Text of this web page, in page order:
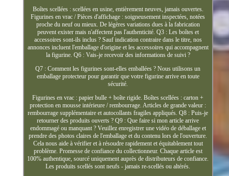
Boîtes scellées : scellées en usine, entièrement neuves, jamais ouvertes.
Figurines en vrac / Pièces d'affichage : soigneusement inspectées, notées
proche du neuf ou mieux. De légères variations dues à la fabrication
peuvent exister mais n'affectent pas l'authenticité. Q3 : Les boîtes et
accessoires sont-ils inclus ? Sauf indication contraire dans le titre, nos
annonces incluent l'emballage d'origine et les accessoires qui accompagnent
la figurine. Q6 : Vais-je recevoir des informations de suivi ?
Q7 : Comment les figurines sont-elles emballées ? Nous utilisons un
emballage protecteur pour garantir que votre figurine arrive en toute
sécurité.
Figurines en vrac : papier bulle + boîte rigide. Boîtes scellées : carton +
protection en mousse intérieure / rembourrage. Articles de grande valeur :
rembourrage supplémentaire et autocollants fragiles appliqués. Q8 : Puis-je
retourner des produits ouverts ? Q9 : Que faire si mon article arrive
endommagé ou manquant ? Veuillez enregistrer une vidéo de déballage et
prendre des photos claires de l'emballage et du contenu lors de l'ouverture.
Cela nous aide à vérifier et à résoudre rapidement et équitablement tout
problème. Promesse de confiance du collectionneur. Chaque article est
100% authentique, sourcé uniquement auprès de distributeurs de confiance.
Les produits scellés sont neufs - jamais re-scellés ou altérés.